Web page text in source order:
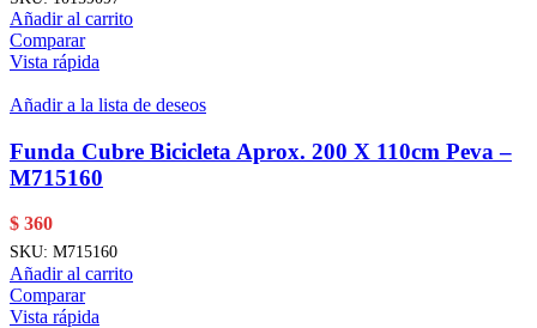
Añadir al carrito
Comparar
Vista rápida
Añadir a la lista de deseos
Funda Cubre Bicicleta Aprox. 200 X 110cm Peva –
M715160
$ 360
SKU: M715160
Añadir al carrito
Comparar
Vista rápida